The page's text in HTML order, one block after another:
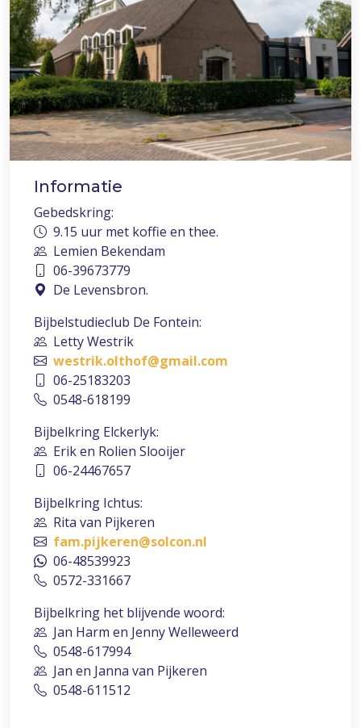
Informatie
Gebedskring:
9.15 uur met koffie en thee.
Lemien Bekendam
06-39673779
De Levensbron.
Bijbelstudieclub De Fontein:
Letty Westrik
westrik.olthof@gmail.com
06-25183203
0548-618199
Bijbelkring Elckerlyk:
Erik en Rolien Slooijer
06-24467657
Bijbelkring Ichtus:
Rita van Pijkeren
fam.pijkeren@solcon.nl
06-48539923
0572-331667
Bijbelkring het blijvende woord:
Jan Harm en Jenny Welleweerd
0548-617994
Jan en Janna van Pijkeren
0548-611512